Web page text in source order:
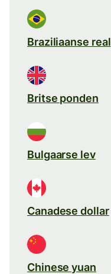
Braziliaanse real
Britse ponden
Bulgaarse lev
Canadese dollar
Chinese yuan